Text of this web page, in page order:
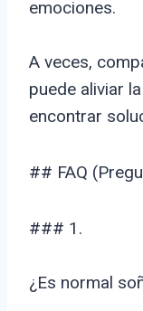
emociones.
A veces,
puede aliviar
encontrar
## FAQ
### 1.
¿Es normal